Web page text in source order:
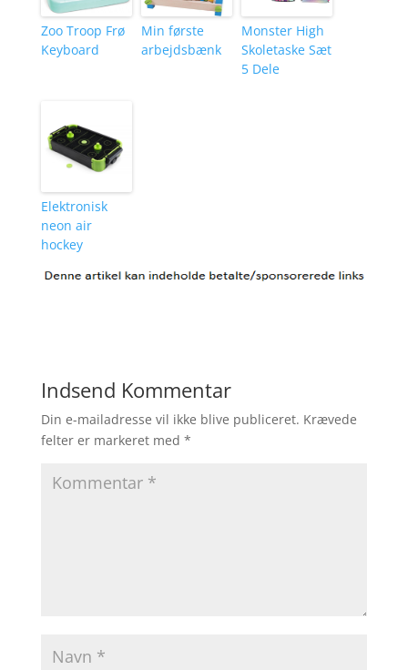
Zoo Troop Frø
Keyboard
Min første
arbejdsbænk
Monster High
Skoletaske Sæt
5 Dele
Elektronisk
neon air
hockey
Indsend Kommentar
Din e-mailadresse vil ikke blive publiceret. Krævede
felter er markeret med *